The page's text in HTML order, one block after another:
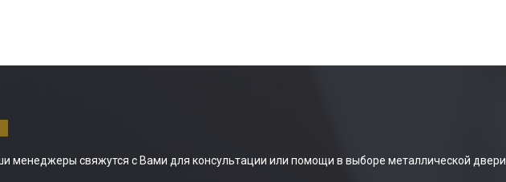
менеджеры свяжутся с Вами для консультации или помощи в выборе металлической двери.